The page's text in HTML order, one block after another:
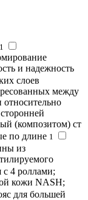
1
и надежность
слоев
между
(композитом) ст
по длине 1
из
с 4 роллами;
кожи NASH;
для большей